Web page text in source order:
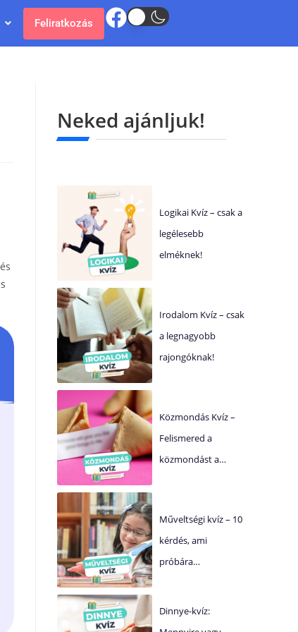
Feliratkozás
Neked ajánljuk!
Logikai Kvíz – csak a
legélesebb
elméknek!
Irodalom Kvíz – csak
a legnagyobb
rajongóknak!
Közmondás Kvíz –
Felismered a
közmondást a…
Műveltségi kvíz – 10
kérdés, ami
próbára…
Dinnye-kvíz: